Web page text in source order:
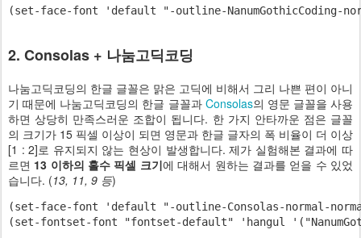
(set-face-font 'default "-outline-NanumGothicCoding-
2. Consolas + 나눔고딕코딩
나눔고딕코딩의 한글 글꼴은 맑은 고딕에 비해서 그리 나쁜 편이 아니
기 때문에 나눔고딕코딩의 한글 글꼴과 Consolas의 영문 글꼴을 사용
하면 상당히 만족스러운 조합이 됩니다. 한 가지 안타까운 점은 글꼴
의 크기가 15 픽셀 이상이 되면 영문과 한글 글자의 폭 비율이 더 이상
[1 : 2]로 유지되지 않는 현상이 발생합니다. 제가 실험해본 결과에 따
르면 13 이하의 홀수 픽셀 크기에 대해서 원하는 결과를 얻을 수 있었
습니다. (13, 11, 9 등)
(set-face-font 'default "-outline-Consolas-normal-
(set-fontset-font "fontset-default" 'hangul